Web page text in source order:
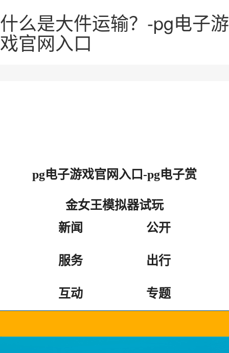
什么是大件运输？-pg电子游
戏官网入口
pg电子游戏官网入口-pg电子赏
金女王模拟器试玩
新闻
公开
服务 出行
互动 专题